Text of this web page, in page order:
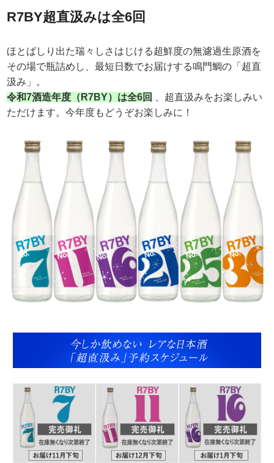
R7BY超直汲みは全6回
ほとばしり出た瑞々しさはじける超鮮度の無濾過生原酒を
その場で瓶詰めし、最短日数でお届けする鳴門鯛の「超直
汲み」。
令和7酒造年度（R7BY）は全6回
、超直汲みをお楽しみい
ただけます。今年度もどうぞお楽しみに！